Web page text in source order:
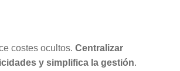
costes ocultos. Centralizar
y simplifica la gestión.